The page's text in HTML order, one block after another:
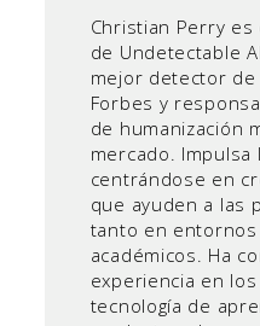
Christian Perry es
de Undetectable
mejor detector
Forbes y
de humanización
mercado. Impulsa
centrándose en
que ayuden a las
tanto en
académicos. Ha
experiencia en
tecnología de